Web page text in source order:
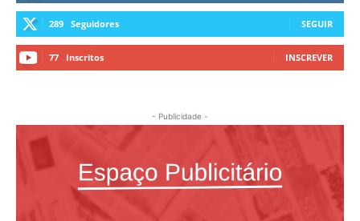
289 Seguidores SEGUIR
77 Inscritos INSCREVER
- Publicidade -